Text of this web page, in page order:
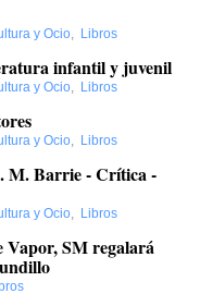
y Ocio, Libros
infantil y juvenil
y Ocio, Libros
y Ocio, Libros
M. Barrie - Crítica -
y Ocio, Libros
Vapor, SM regalará